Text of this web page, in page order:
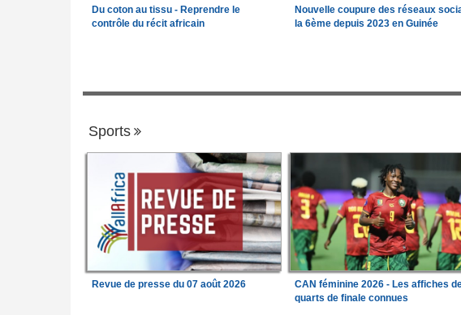
Du coton au tissu - Reprendre le
contrôle du récit africain
Nouvelle coupure des réseaux
la 6ème depuis 2023 en Guinée
Sports
Revue de presse du 07 août 2026
CAN féminine 2026 - Les affiches
quarts de finale connues